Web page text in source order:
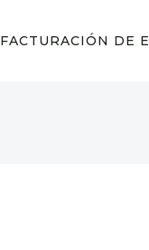
FACTURACIÓN DE